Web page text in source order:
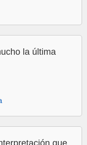
la última